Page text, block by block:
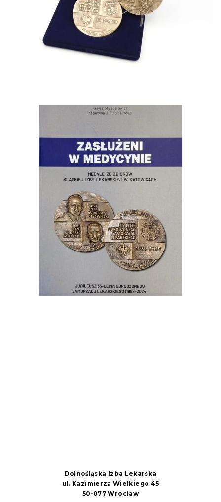
Dolnośląska Izba Lekarska
ul. Kazimierza Wielkiego 45
50-077 Wrocław